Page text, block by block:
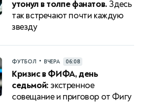
утонул в толпе фанатов.Здесь
так встречают почти каждую
звезду
ФУТБОЛ • ВЧЕРА 06:08
Кризис в ФИФА, день
седьмой: экстренное
совещание и приговор от Фигу